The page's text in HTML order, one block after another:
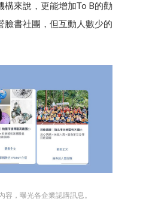
構來說，更能增加To B的勸
臉書社團，但互動人數少的
容，曝光各企業認購訊息。